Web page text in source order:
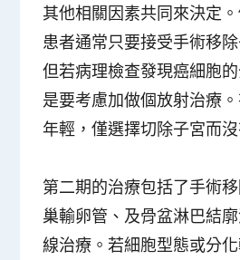
其他相關因素共同來決定
患者通常只要接受手術移
但若病理檢查發現癌細胞
是要考慮加做個放射治療
年輕，僅選擇切除子宮而
第二期的治療包括了手術
巢輸卵管、及骨盆淋巴結
線治療。若細胞型態或分